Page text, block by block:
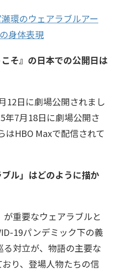
環のウェアラブルアー
身体表現
そ』の日本での公開日は
12日に劇場公開されまし
年7月18日に劇場公開さ
はHBO Maxで配信されて
ル」はどのように描か
が重要なウェアラブルと
19パンデミック下の義
対立が、物語の主要な
り、登場人物たちの信